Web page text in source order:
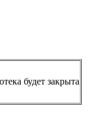
будет закрыта